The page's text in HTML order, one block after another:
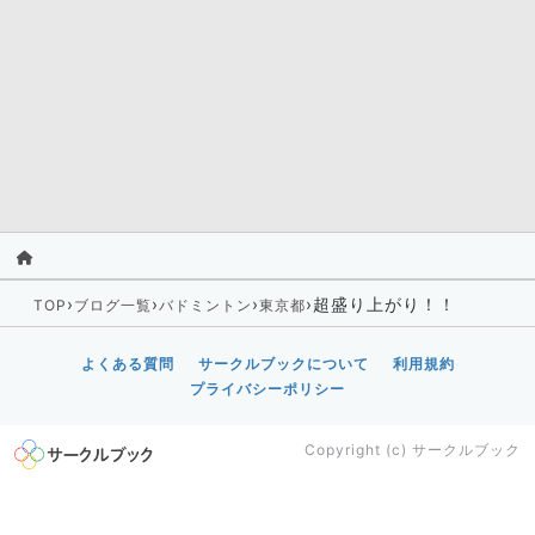
TOP › ブログ一覧›バドミントン ›東京都›超盛り上がり！！
よくある質問 サークルブックについて
利用規約
プライバシーポリシー
Copyright (c) サークルブック